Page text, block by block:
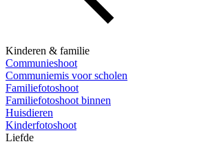
Kinderen & familie
Communieshoot
Communiemis voor scholen
Familiefotoshoot
Familiefotoshoot binnen
Huisdieren
Kinderfotoshoot
Liefde